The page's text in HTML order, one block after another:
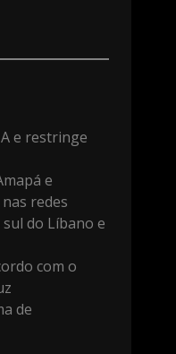
e restringe
e
redes
do Líbano e
com o
de